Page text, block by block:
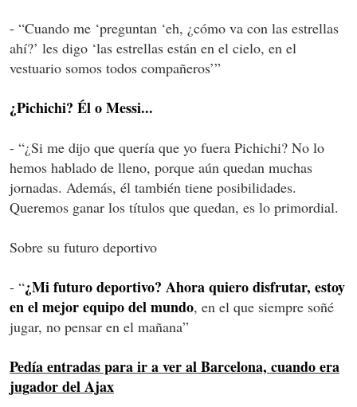
- “Cuando me ‘preguntan ‘eh, ¿cómo va con las estrellas
ahí?’ les digo ‘las estrellas están en el cielo, en el
vestuario somos todos compañeros’”
¿Pichichi? Él o Messi...
- “¿Si me dijo que quería que yo fuera Pichichi? No lo
hemos hablado de lleno, porque aún quedan muchas
jornadas. Además, él también tiene posibilidades.
Queremos ganar los títulos que quedan, es lo primordial.
Sobre su futuro deportivo
- “¿Mi futuro deportivo? Ahora quiero disfrutar, estoy
en el mejor equipo del mundo, en el que siempre soñé
jugar, no pensar en el mañana”
Pedía entradas para ir a ver al Barcelona, cuando era
jugador del Ajax